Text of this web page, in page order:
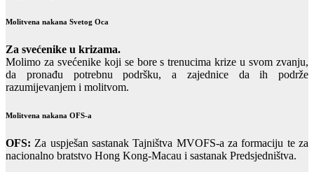
Molitvena nakana Svetog Oca
Za svećenike u krizama.
Molimo za svećenike koji se bore s trenucima krize u svom zvanju,
da pronađu potrebnu podršku, a zajednice da ih podrže
razumijevanjem i molitvom.
Molitvena nakana OFS-a
OFS: Za uspješan sastanak Tajništva MVOFS-a za formaciju te za
nacionalno bratstvo Hong Kong-Macau i sastanak Predsjedništva.